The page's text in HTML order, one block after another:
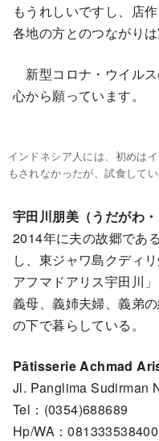
もうれしいですし、店
各地の方とのつながり
新型コロナ・ウイル
心から願っています。
インドネシア人には、初めは
もされなかったが、試食して
宇田川朋美（うだがわ・
2014年に夫の故郷であ
し、東ジャワ島クディ
アフマドアリス宇田川
義母、義姉夫婦、義弟
の下で暮らしている。
Pâtisserie Achmad
Jl. Panglima Sudirman
Tel：(0354)688689
Hp/WA：081333538400